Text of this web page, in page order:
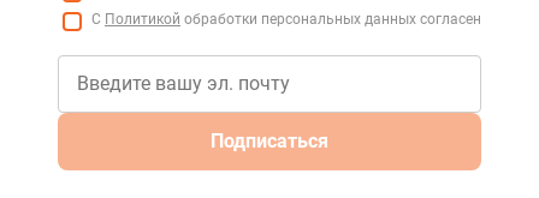
С Политикой обработки персональных данных согласен
Подписаться